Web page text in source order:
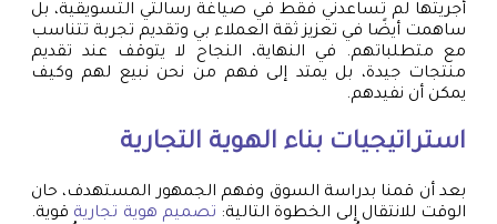
أجريتها لم تساعدني فقط في صياغة رسالتي التسويقية، بل
ساهمت أيضًا في تعزيز ثقة العملاء بي وتقديم تجربة تتناسب
مع متطلباتهم. في النهاية، النجاح لا يتوقف عند تقديم
منتجات جيدة، بل يمتد إلى فهم من نحن نبيع لهم وكيف
يمكن أن نفيدهم.
استراتيجيات بناء الهوية التجارية
بعد أن قمنا بدراسة السوق وفهم الجمهور المستهدف، حان
الوقت للانتقال إلى الخطوة التالية: تصميم هوية تجارية قوية.